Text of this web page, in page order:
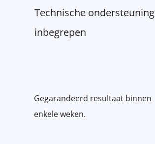
Technische ondersteuning
inbegrepen
Gegarandeerd resultaat binnen
enkele weken.